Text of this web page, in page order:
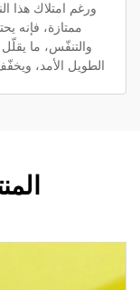
ورغم امتلاك هذا
ممتازة، فإنه
والتنفّس، ما يقلّل
الطويل الأمد،